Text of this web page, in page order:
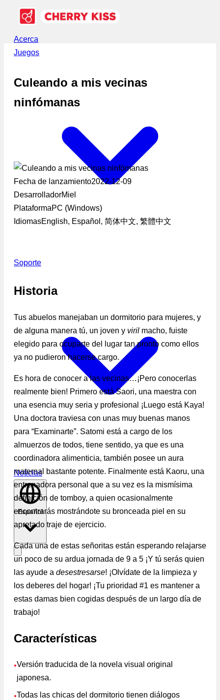
Acerca
Juegos
Soporte
Noticias
Español
Culeando a mis vecinas
ninfómanas
Fecha de lanzamiento2022-12-09
DesarrolladorMiel
PlataformaPC (Windows)
IdiomasEnglish, Español, 简体中文, 繁體中文
Historia
Tus abuelos manejaban un dormitorio para mujeres, y
de alguna manera tú, un joven y viril macho, fuiste
elegido para ocuparte del lugar tan pronto como ellos
ya no pudieron hacerse cargo.
Es hora de conocer a las vecinas…¡Pero conocerlas
realmente bien! Primero está Saori, una maestra con
una esencia muy seria y profesional ¡Luego está Kaya!
Una doctora traviesa con unas muy buenas manos
para “Examinarte”. Satomi está a cargo de los
almuerzos de todos, tiene sentido, ya que es una
coordinadora alimenticia, también posee un aura
maternal bastante potente. Finalmente está Kaoru, una
entrenadora personal que a su vez es la mismísima
definición de tomboy, a quien ocasionalmente
encontrarás mostrándote su bronceada piel en su
apretado traje de ejercicio.
Cada una de estas señoritas están esperando relajarse
un poco de su ardua jornada de 9 a 5 ¡Y tú serás quien
las ayude a desestresarse! ¡Olvídate de la limpieza y
los deberes del hogar! ¡Tu prioridad #1 es mantener a
estas damas bien cogidas después de un largo día de
trabajo!
Características
●Versión traducida de la novela visual original
japonesa.
●Todas las chicas del dormitorio tienen diálogos